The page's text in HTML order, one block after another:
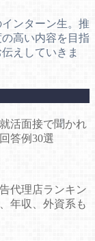
ンターン生。推
高い内容を目指
えしていきま
活面接で聞かれ
答例30選
代理店ランキン
年収、外資系も